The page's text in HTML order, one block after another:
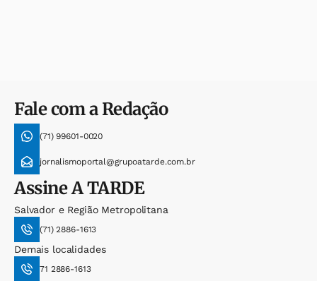
Fale com a Redação
(71) 99601-0020
jornalismoportal@grupoatarde.com.br
AssineA TARDE
Salvador e Região Metropolitana
(71) 2886-1613
Demais localidades
71 2886-1613